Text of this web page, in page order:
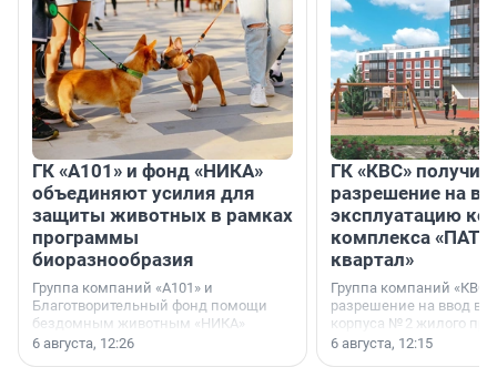
ГК «А101» и фонд «НИКА»
объединяют усилия для
защиты животных в рамках
программы
биоразнообразия
Группа компаний «А101» и
Благотворительный фонд помощи
бездомным животным «НИКА»
заключили соглашение о
6 августа, 12:26
ГК «КВС»
разрешение на
эксплуатацию
комплекса
квартал»
Группа компаний
разрешение на ввод в
корпуса № 2 жилого
Уютный квартал»,
6 августа, 12:15